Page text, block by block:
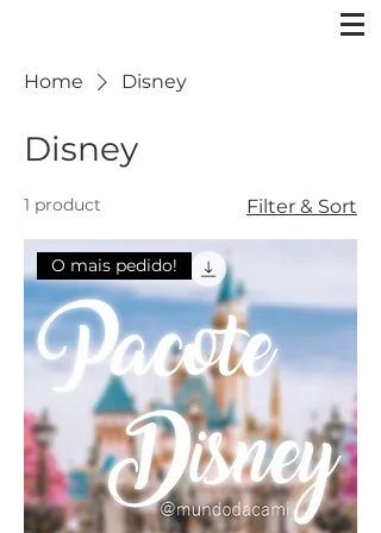
Home Disney
Disney
1 product Filter & Sort
O mais pedido!